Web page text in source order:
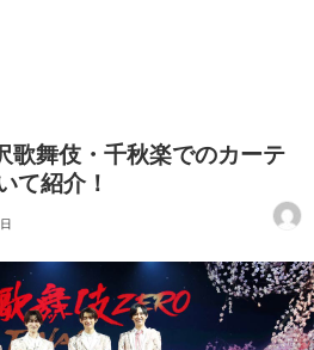
舞伎・千秋楽でのカーテ
て紹介！